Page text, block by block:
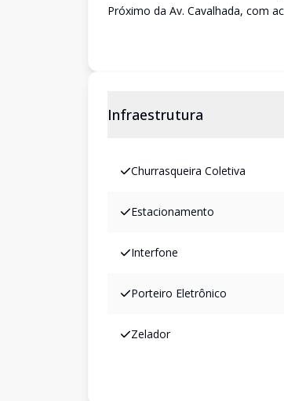
Próximo da Av. Cavalhada, com
Infraestrutura
Churrasqueira Coletiva
Estacionamento
Interfone
Porteiro Eletrônico
Zelador